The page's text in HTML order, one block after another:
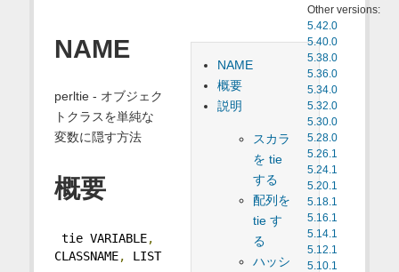
Other versions:
5.42.0
5.40.0
5.38.0
5.36.0
5.34.0
5.32.0
5.30.0
5.28.0
5.26.1
5.24.1
5.20.1
5.18.1
5.16.1
5.14.1
5.12.1
5.10.1
NAME
概要
説明
スカラ
を tie
する
配列を
tie す
る
ハッシ
NAME
perltie - オブジェク
トクラスを単純な
変数に隠す方法
概要
tie VARIABLE,
CLASSNAME, LIST